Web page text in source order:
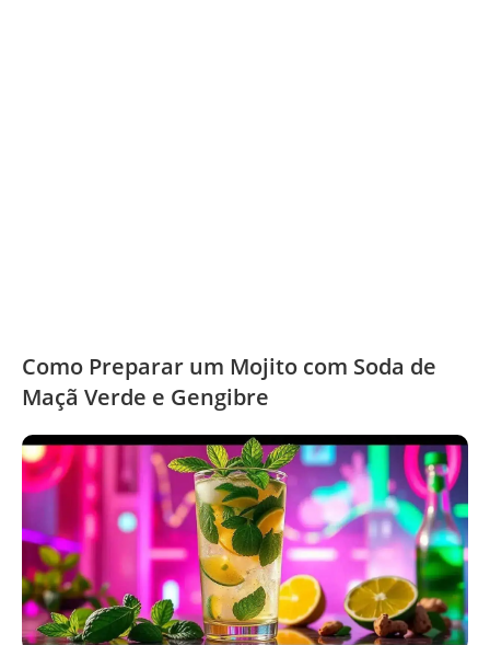
Como Preparar um Mojito com Soda de
Maçã Verde e Gengibre